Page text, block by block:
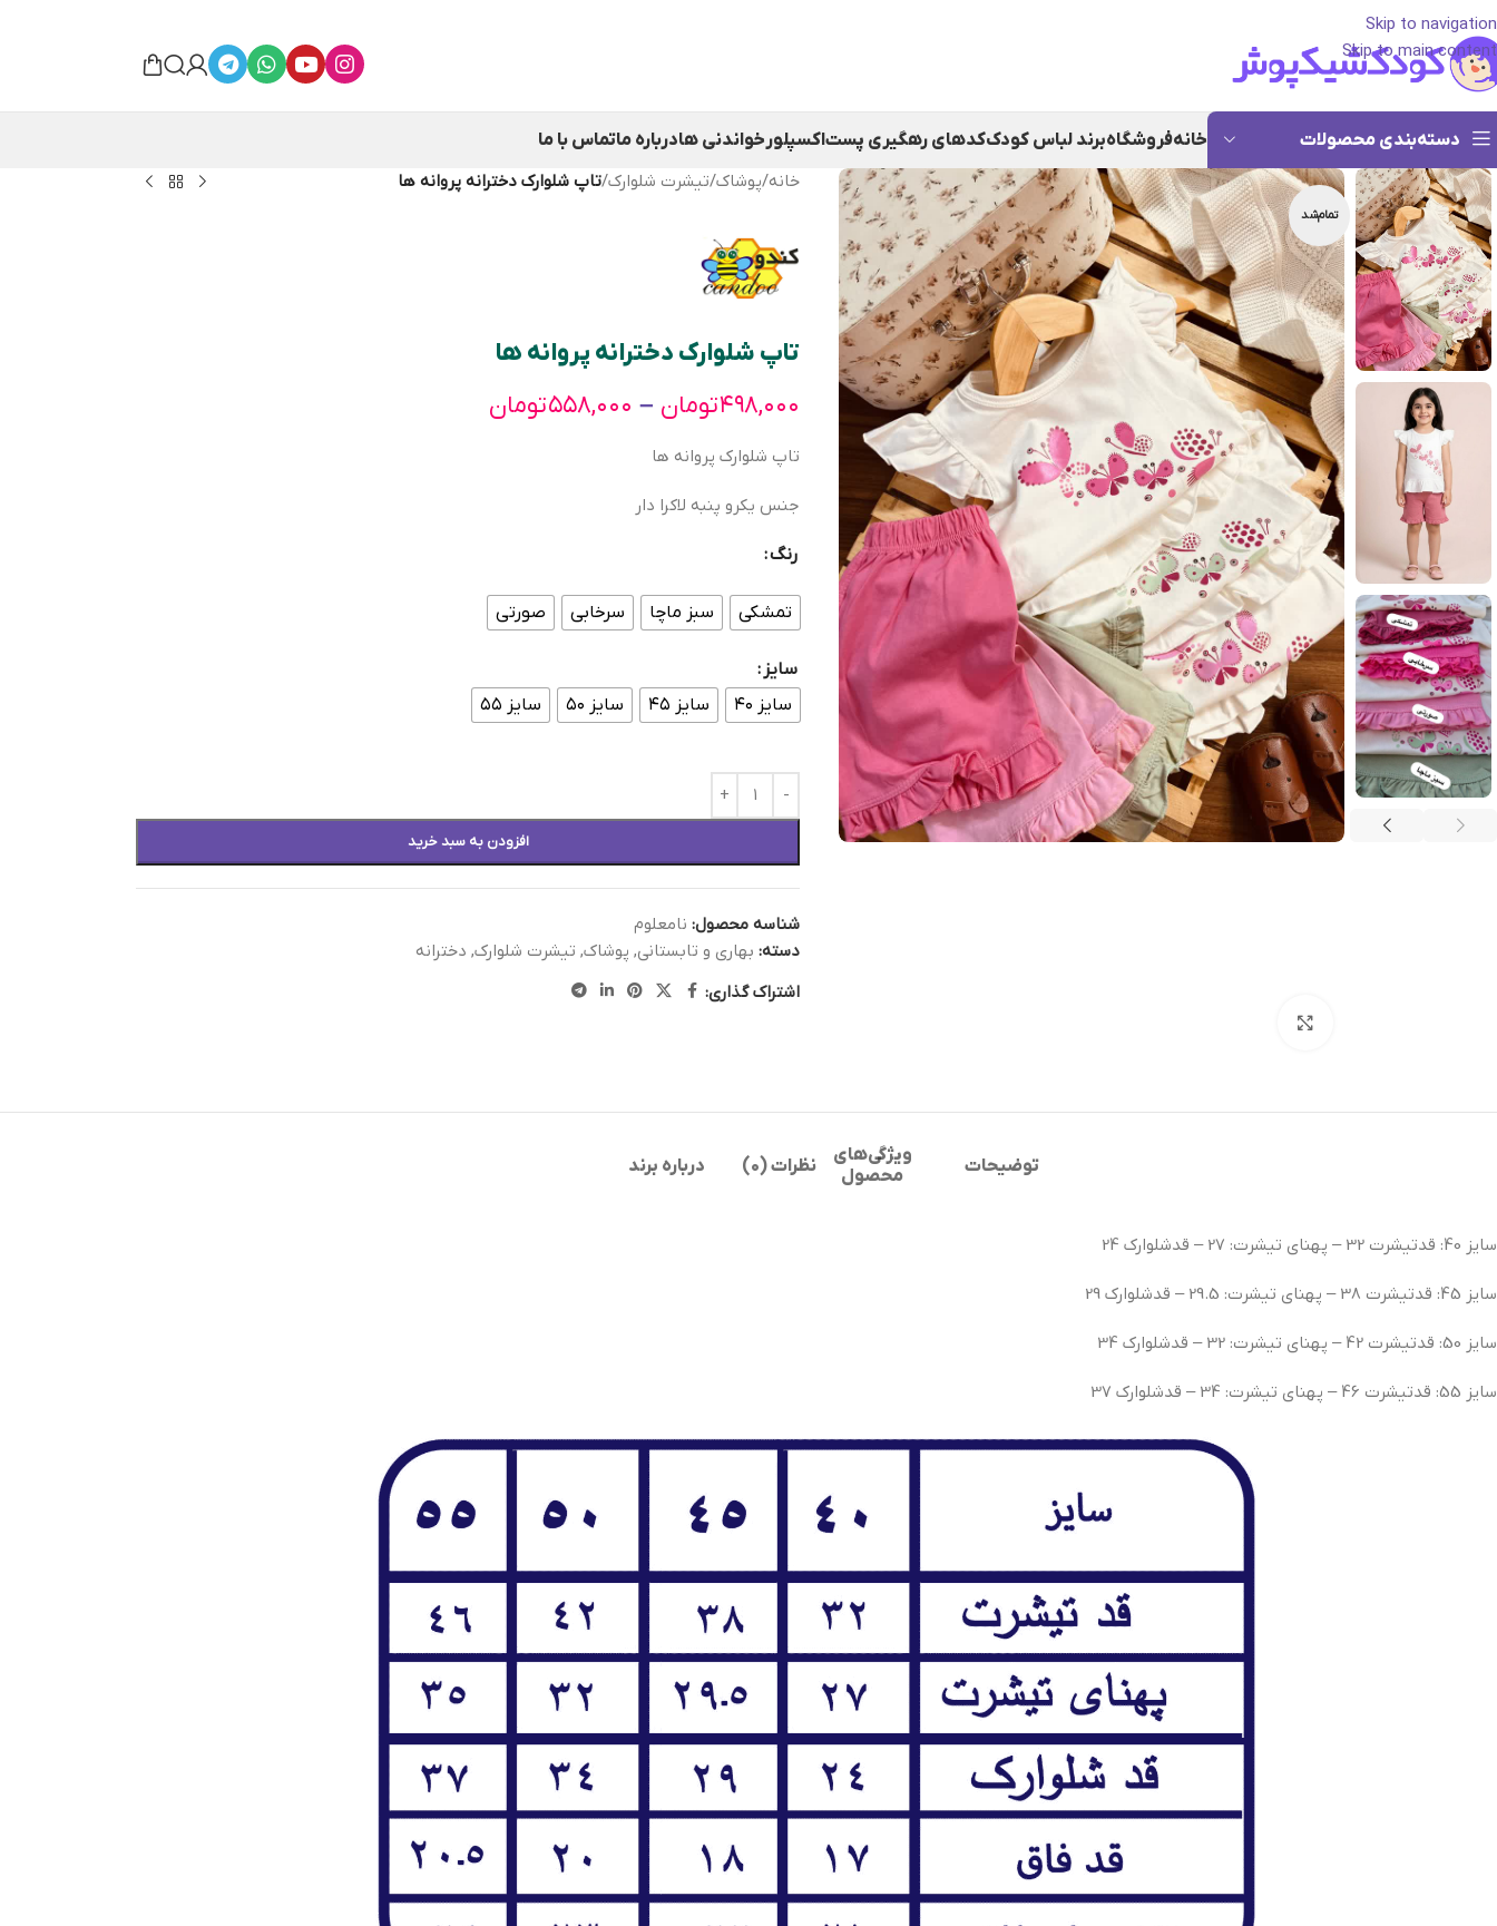
Skip to navigation
Skip to main content
دسته‌بندی محصولات خانهفروشگاهبرند لباس کودککدهای رهگیری پستاکسپلورخواندنی هادرباره ماتماس با ما
تمام‌شد
خانه/پوشاک/تیشرت شلوارک/تاپ شلوارک دخترانه پروانه ها
تاپ شلوارک دخترانه پروانه ها
۴۹۸,۰۰۰تومان – ۵۵۸,۰۰۰تومان
تاپ شلوارک پروانه ها
جنس یکرو پنبه لاکرا دار
رنگ
تمشکی سبز ماچا سرخابی صورتی
سایز
سایز ۴۰
سایز ۴۵ سایز ۵۰ سایز ۵۵
افزودن به سبد خرید
شناسه محصول: نامعلوم
دسته: بهاری و تابستانی, پوشاک, تیشرت شلوارک, دخترانه
اشتراک گذاری:
توضیحات
ویژگی‌های
محصول
نظرات (0) درباره برند
سایز 40: قدتیشرت 32 – پهنای تیشرت: 27 – قدشلوارک 24
سایز 45: قدتیشرت 38 – پهنای تیشرت: 29.5 – قدشلوارک 29
سایز 50: قدتیشرت 42 – پهنای تیشرت: 32 – قدشلوارک 34
سایز 55: قدتیشرت 46 – پهنای تیشرت: 34 – قدشلوارک 37